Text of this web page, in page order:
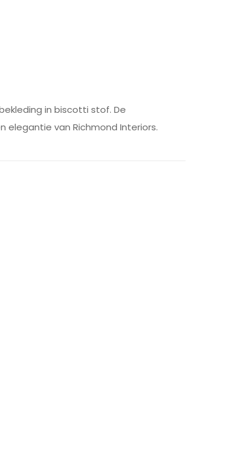
in biscotti stof. De
van Richmond Interiors.